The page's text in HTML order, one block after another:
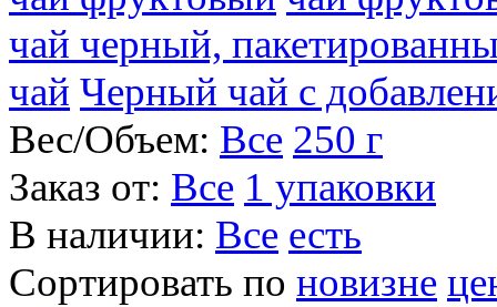
чай черный,
чай Черный чай с
Вес/Объем: Все 250 г
Заказ от: Все 1 упаковки
В наличии: Все есть
Сортировать по новизне